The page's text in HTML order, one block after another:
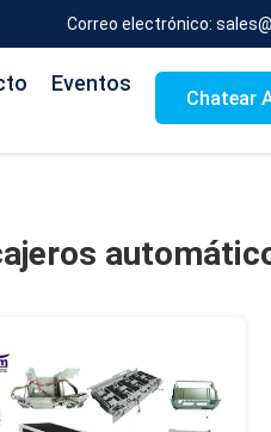
Correo electrónico:
Eventos
Chatear